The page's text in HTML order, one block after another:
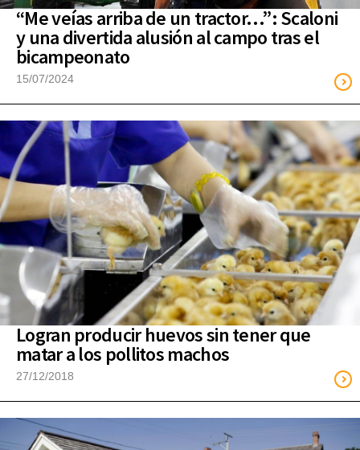
“Me veías arriba de un tractor…”: Scaloni
y una divertida alusión al campo tras el
bicampeonato
15/07/2024
Logran producir huevos sin tener que
matar a los pollitos machos
27/12/2018